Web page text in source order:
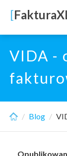
main
content
[
VIDA -
Blog